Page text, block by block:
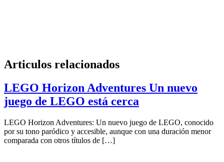
Articulos relacionados
LEGO Horizon Adventures Un nuevo
juego de LEGO está cerca
LEGO Horizon Adventures: Un nuevo juego de LEGO, conocido
por su tono paródico y accesible, aunque con una duración menor
comparada con otros títulos de […]